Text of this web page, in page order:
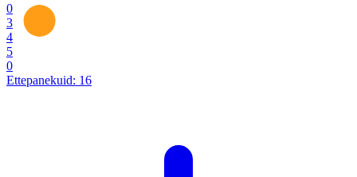
0
3
4
5
0
Ettepanekuid: 16